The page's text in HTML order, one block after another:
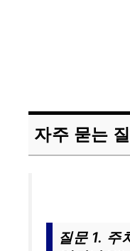
자주 묻는
질문 1. 주